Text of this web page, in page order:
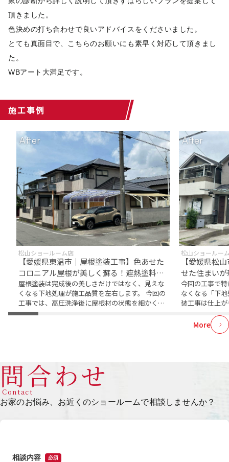
頂きました。
色決めの打ち合わせで良いアドバイスをくださいました。
とても真面目で、こちらのお願いにも素早く対応して頂きまし
た。
WBアート大満足です。
施工事例
After
松山ショールーム店
【愛媛県東温市｜屋根塗装工事】色あせた
コロニアル屋根が美しく蘇る！遮熱塗料
「キクスイ SPパワーサーモSi」で快適な住
まいへ
屋根塗装は完成後の美しさだけではなく、見えな
くなる下地処理が施工品質を左右します。 今回の
工事では、高圧洗浄後に屋根材の状態を細かく確
認し、エポックマイル...
After
松山ショールー
【愛媛県松
せた住まい
碧・深碧雅
今回の工事で
なくなる「下地
装工事は仕上
More
問合わせ
Contact
お家のお悩み、お近くのショールームで相談しませんか？
相談内容 必須